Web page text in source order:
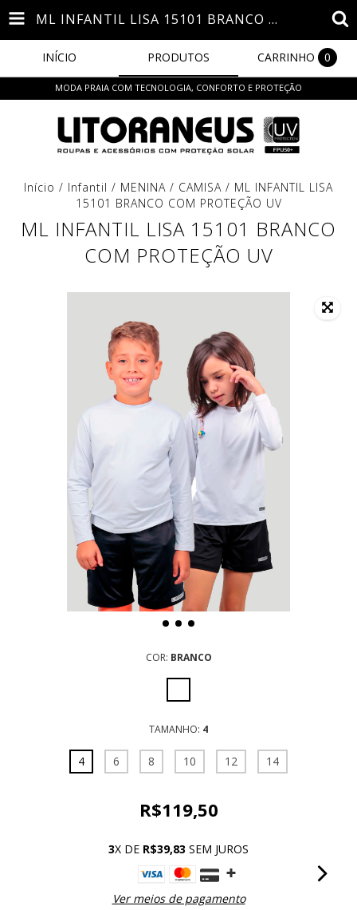
ML INFANTIL LISA 15101 BRANCO COM PROTEÇÃO UV
INÍCIO PRODUTOS CARRINHO 0
MODA PRAIA COM TECNOLOGIA, CONFORTO E PROTEÇÃO
Início / Infantil / MENINA / CAMISA / ML INFANTIL LISA
15101 BRANCO COM PROTEÇÃO UV
ML INFANTIL LISA 15101 BRANCO
COM PROTEÇÃO UV
COR: BRANCO
TAMANHO: 4
4 6 8 10 12 14
R$119,50
3X DE R$39,83 SEM JUROS
Ver meios de pagamento